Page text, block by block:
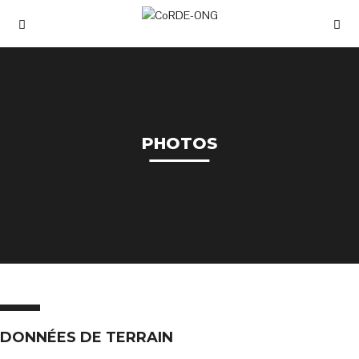
PHOTOS
DONNÉES DE TERRAIN